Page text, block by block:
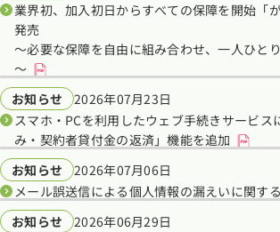
業界初、加入初日からすべての保障を開始「
発売
～必要な保障を自由に組み合わせ、一人ひと
～
お知らせ
2026年07月23日
スマホ・PCを利用したウェブ手続きサービス
み・契約者貸付金の返済」機能を追加
お知らせ
2026年07月06日
メール誤送信による個人情報の漏えいに関す
お知らせ
2026年06月29日